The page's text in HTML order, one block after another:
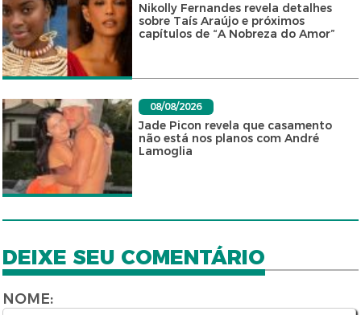
Nikolly Fernandes revela detalhes
sobre Taís Araújo e próximos
capítulos de “A Nobreza do Amor”
08/08/2026
Jade Picon revela que casamento
não está nos planos com André
Lamoglia
DEIXE SEU COMENTÁRIO
NOME: